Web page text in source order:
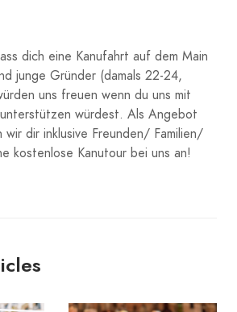
dich eine Kanufahrt auf dem Main
junge Gründer (damals 22-24,
uns freuen wenn du uns mit
würdest. Als Angebot
dir inklusive Freunden/ Familien/
kostenlose Kanutour bei uns an!